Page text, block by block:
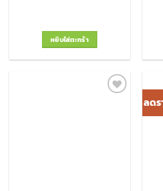
หยิบใส่ตะกร้า
ลดร